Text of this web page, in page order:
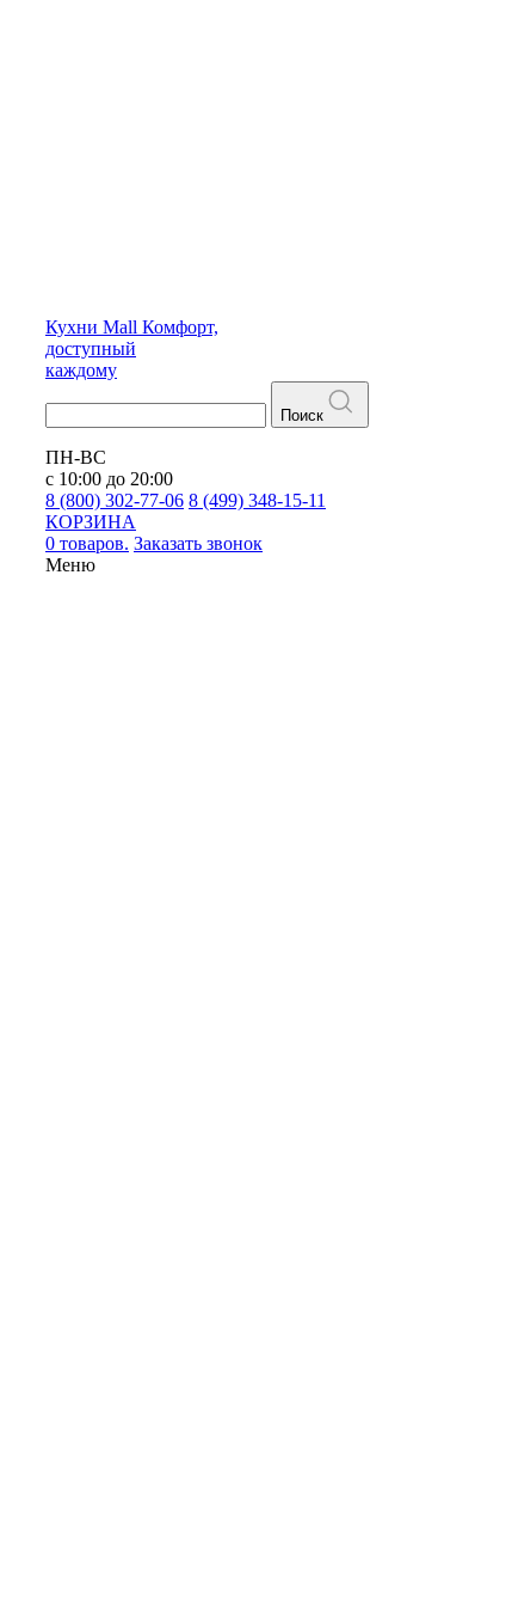
Кухни Mall Комфорт,
доступный
каждому
Поиск
ПН-ВС
с 10:00 до 20:00
8 (800) 302-77-06 8 (499) 348-15-11
КОРЗИНА
0 товаров. Заказать звонок
Меню